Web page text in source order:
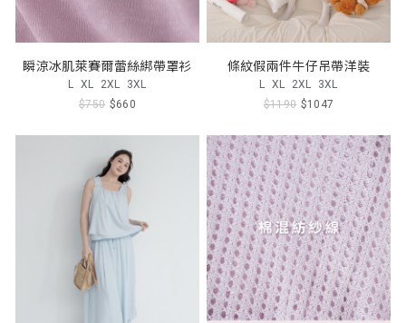
瞬涼冰肌萊賽爾蕾絲綁帶罩衫
L XL 2XL 3XL
$750 $660
條紋假兩件牛仔吊帶洋裝
L XL 2XL 3XL
$1190 $1047